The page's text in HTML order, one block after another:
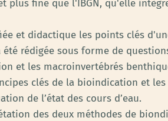
plus fine que l'IBGN, qu'elle
et didactique les points clés
rédigée sous forme de
et les macroinvertébrés
clés de la bioindication et
de l’état des cours d’eau.
des deux méthodes de